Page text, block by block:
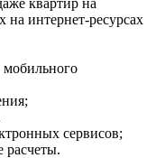
интернет-ресурсах
мобильного
сервисов;